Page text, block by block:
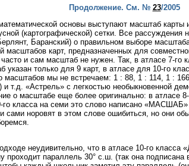
Продолжение. См. № 23/2005
основы выступают масштаб
(картографической) сетки. Все рассуждения
Баранский) о правильном выборе
масштабов карт, предназначенных для
и сам масштаб не нужен. Так, в атласе 7-го
указан только для 9 карт, в атласе для 10-го
масштабов мы не встречаем: 1 : 88, 1 : 114, 1 :
т.д. «Астрель» с легкостью необыкновенной
о масштабе еще более оригинально: в атласе
го класса на семи это слово написано
сами норовят в этом слове ошибиться, но они
неудивительно, что в атласе 10-го класса
проходит параллель 30° с.ш. (так она